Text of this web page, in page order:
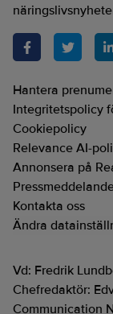
Hantera
Integritetspolicy
Cookiepolicy
Relevance AI-
Annonsera på
Kontakta oss
Ändra
Vd: Fredrik
Chefredaktör:
Communication